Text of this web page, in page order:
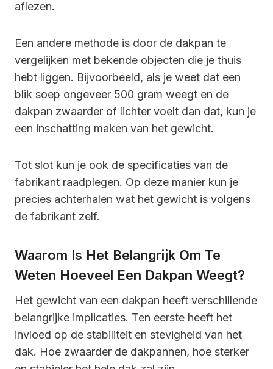
aflezen.
Een andere methode is door de dakpan te
vergelijken met bekende objecten die je thuis
hebt liggen. Bijvoorbeeld, als je weet dat een
blik soep ongeveer 500 gram weegt en de
dakpan zwaarder of lichter voelt dan dat, kun je
een inschatting maken van het gewicht.
Tot slot kun je ook de specificaties van de
fabrikant raadplegen. Op deze manier kun je
precies achterhalen wat het gewicht is volgens
de fabrikant zelf.
Waarom Is Het Belangrijk Om Te
Weten Hoeveel Een Dakpan Weegt?
Het gewicht van een dakpan heeft verschillende
belangrijke implicaties. Ten eerste heeft het
invloed op de stabiliteit en stevigheid van het
dak. Hoe zwaarder de dakpannen, hoe sterker